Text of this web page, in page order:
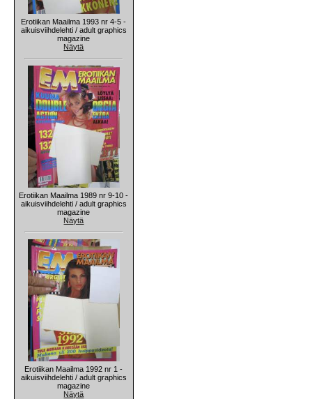
Erotiikan Maailma 1993 nr 4-5 -
aikuisviihdelehti / adult graphics
magazine
Näytä
Erotiikan Maailma 1989 nr 9-10 -
aikuisviihdelehti / adult graphics
magazine
Näytä
Erotiikan Maailma 1992 nr 1 -
aikuisviihdelehti / adult graphics
magazine
Näytä